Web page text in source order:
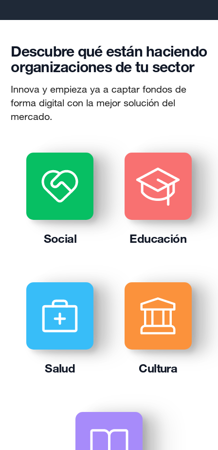
Descubre qué están haciendo
organizaciones de tu sector
Innova y empieza ya a captar fondos de
forma digital con la mejor solución del
mercado.
Social Educación
Salud Cultura